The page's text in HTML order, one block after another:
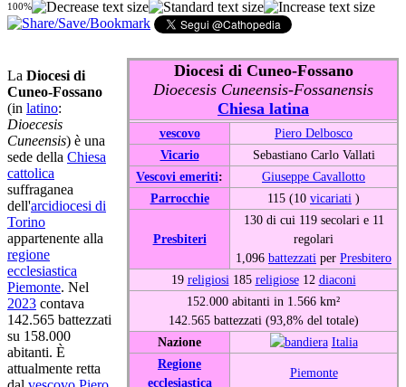
100%
Diocesi di Cuneo-Fossano
Dioecesis Cuneensis-Fossanensis
Chiesa latina
vescovo
Piero Delbosco
Vicario
Sebastiano Carlo Vallati
Vescovi emeriti:
Giuseppe Cavallotto
Parrocchie
115 (10 vicariati )
Presbiteri
130 di cui 119 secolari e 11
regolari
1,096 battezzati per Presbitero
19 religiosi 185 religiose12 diaconi
152.000 abitanti in 1.566 km²
142.565 battezzati (93,8% del totale)
Nazione
Italia
Regione
ecclesiastica
Piemonte
La Diocesi di
Cuneo-Fossano
(in latino:
Dioecesis
Cuneensis) è una
sede della Chiesa
cattolica
suffraganea
dell'arcidiocesi di
Torino
appartenente alla
regione
ecclesiastica
Piemonte. Nel
2023 contava
142.565 battezzati
su 158.000
abitanti. È
attualmente retta